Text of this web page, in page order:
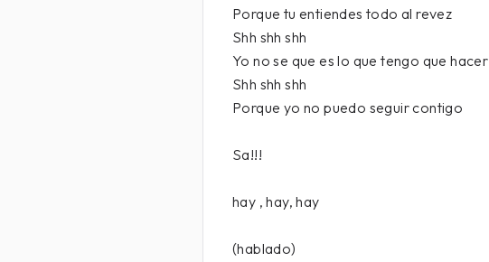
Porque tu entiendes todo al revez
Shh shh shh
Yo no se que es lo que tengo que hacer
Shh shh shh
Porque yo no puedo seguir contigo
Sa!!!
hay , hay, hay
(hablado)